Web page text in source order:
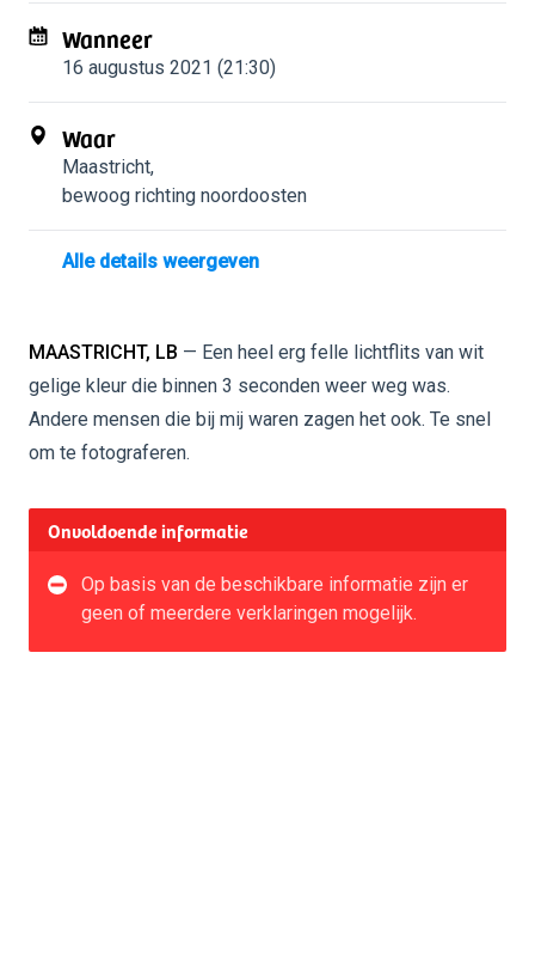
Wanneer
16 augustus 2021 (21:30)
Waar
Maastricht,
bewoog richting noordoosten
Alle details weergeven
MAASTRICHT, LB — Een heel erg felle lichtflits van wit
gelige kleur die binnen 3 seconden weer weg was.
Andere mensen die bij mij waren zagen het ook. Te snel
om te fotograferen.
Onvoldoende informatie
Op basis van de beschikbare informatie zijn er
geen of meerdere verklaringen mogelijk.